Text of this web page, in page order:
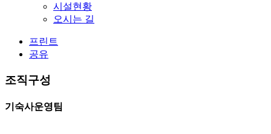
시설현황
오시는 길
프린트
공유
조직구성
기숙사운영팀